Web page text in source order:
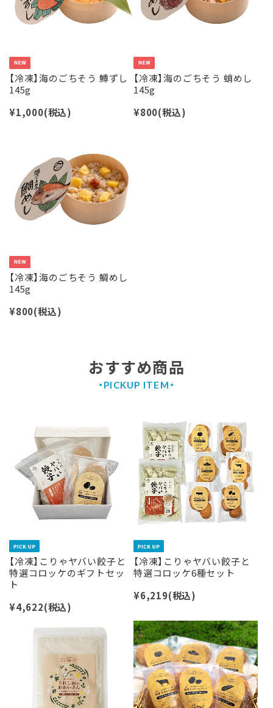
【冷凍】海のごちそう 鱒ずし
145g
¥1,000(税込)
【冷凍】海のごちそう 蛸めし
145g
¥800(税込)
【冷凍】海のごちそう 鯛めし
145g
¥800(税込)
おすすめ商品
【冷凍】こりゃヤバい餃子と
特選コロッケのギフトセッ
ト
¥4,622(税込)
【冷凍】こりゃヤバい餃子と
特選コロッケ6種セット
¥6,219(税込)